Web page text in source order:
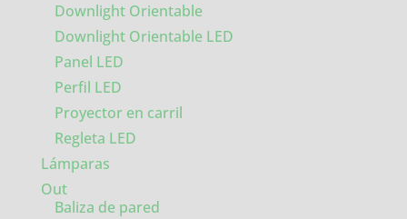
Downlight Orientable
Downlight Orientable LED
Panel LED
Perfil LED
Proyector en carril
Regleta LED
Lámparas
Out
Baliza de pared